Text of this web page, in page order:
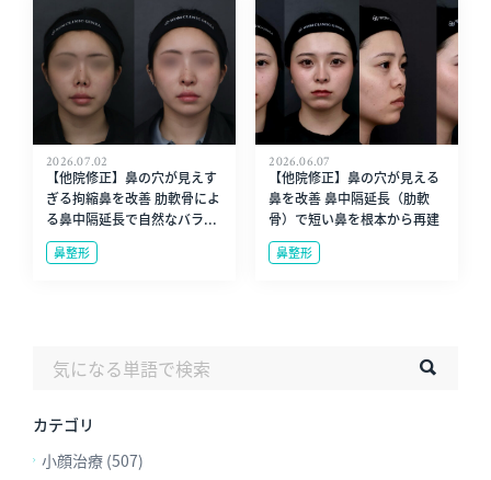
2026.07.02
【他院修正】鼻の穴が見えす
ぎる拘縮鼻を改善 肋軟骨によ
る鼻中隔延長で自然なバラ...
鼻整形
2026.06.07
【他院修正】鼻の穴が見える
鼻を改善 鼻中隔延長（肋軟
骨）で短い鼻を根本から再建
鼻整形
カテゴリ
小顔治療 (507)